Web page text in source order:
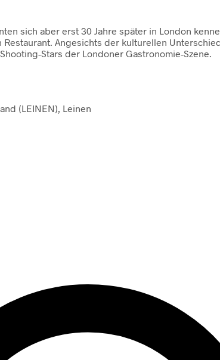
sich aber erst 30 Jahre später in London
Angesichts der kulturellen
Stars der Londoner Gastronomie-Szene.
(LEINEN), Leinen